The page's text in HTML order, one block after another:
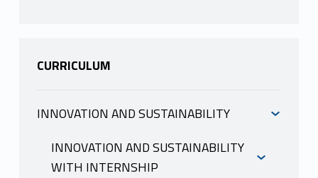
CURRICULUM
INNOVATION AND SUSTAINABILITY
INFORMAZIONI
INNOVATION AND SUSTAINABILITY
WITH INTERNSHIP